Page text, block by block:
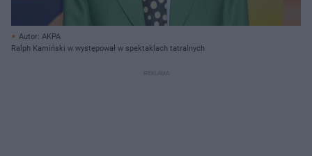
Autor: AKPA
Ralph Kamiński w występował w spektaklach tatralnych